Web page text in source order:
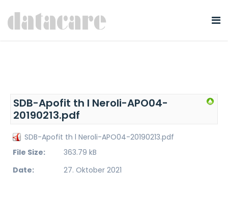
SDB-Apofit th l Neroli-APO04-
20190213.pdf
SDB-Apofit th l Neroli-APO04-20190213.pdf
File Size:
363.79 kB
Date:
27. Oktober 2021